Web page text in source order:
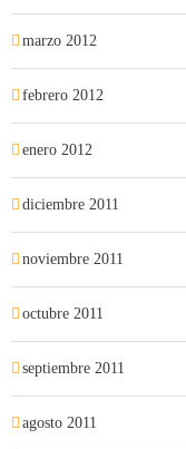
marzo 2012
febrero 2012
enero 2012
diciembre 2011
noviembre 2011
octubre 2011
septiembre 2011
agosto 2011